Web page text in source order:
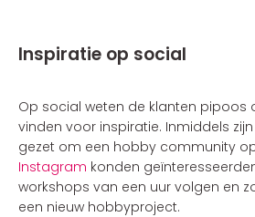
Inspiratie op social
Op social weten de klanten pipoos
vinden voor inspiratie. Inmiddels
gezet om een hobby community
Instagram konden
workshops van een uur volgen en
een nieuw hobbyproject.